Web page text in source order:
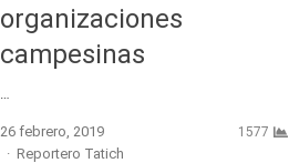
organizaciones
campesinas
26 febrero, 2019
Author
Reportero Tatich
1577